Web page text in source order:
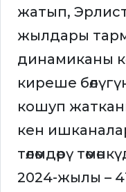
жатып,
жылдары
динамиканы
киреше
кошуп
кен
төлөмдөрү
2024-жылы –